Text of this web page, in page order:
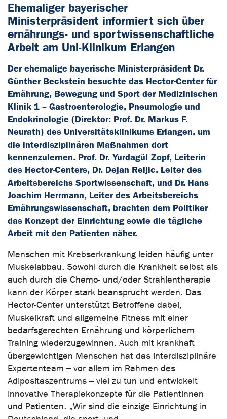
Ehemaliger bayerischer
Ministerpräsident informiert sich über
ernährungs- und sportwissenschaftliche
Arbeit am Uni-Klinikum Erlangen
Der ehemalige bayerische Ministerpräsident Dr.
Günther Beckstein besuchte das Hector-Center für
Ernährung, Bewegung und Sport der Medizinischen
Klinik 1 – Gastroenterologie, Pneumologie und
Endokrinologie (Direktor: Prof. Dr. Markus F.
Neurath) des Universitätsklinikums Erlangen, um
die interdisziplinären Maßnahmen dort
kennenzulernen. Prof. Dr. Yurdagül Zopf, Leiterin
des Hector-Centers, Dr. Dejan Reljic, Leiter des
Arbeitsbereichs Sportwissenschaft, und Dr. Hans
Joachim Herrmann, Leiter des Arbeitsbereichs
Ernährungswissenschaft, brachten dem Politiker
das Konzept der Einrichtung sowie die tägliche
Arbeit mit den Patienten näher.
Menschen mit Krebserkrankung leiden häufig unter
Muskelabbau. Sowohl durch die Krankheit selbst als
auch durch die Chemo- und/oder Strahlentherapie
kann der Körper stark beansprucht werden. Das
Hector-Center unterstützt Betroffene dabei,
Muskelkraft und allgemeine Fitness mit einer
bedarfsgerechten Ernährung und körperlichem
Training wiederzugewinnen. Auch mit krankhaft
übergewichtigen Menschen hat das interdisziplinäre
Expertenteam – vor allem im Rahmen des
Adipositaszentrums – viel zu tun und entwickelt
innovative Therapiekonzepte für die Patientinnen
und Patienten. „Wir sind die einzige Einrichtung in